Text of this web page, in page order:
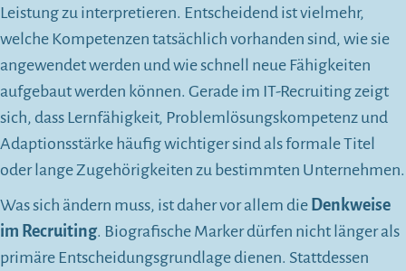
Leistung zu interpretieren. Entscheidend ist vielmehr,
welche Kompetenzen tatsächlich vorhanden sind, wie sie
angewendet werden und wie schnell neue Fähigkeiten
aufgebaut werden können. Gerade im IT-Recruiting zeigt
sich, dass Lernfähigkeit, Problemlösungskompetenz und
Adaptionsstärke häufig wichtiger sind als formale Titel
oder lange Zugehörigkeiten zu bestimmten Unternehmen.
Was sich ändern muss, ist daher vor allem die Denkweise
im Recruiting. Biografische Marker dürfen nicht länger als
primäre Entscheidungsgrundlage dienen. Stattdessen